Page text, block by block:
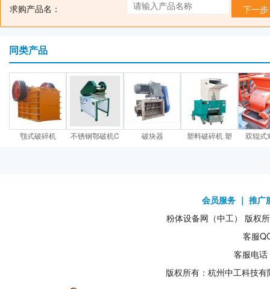
求购产品名：
下一步
同类产品
颚式破碎机 不锈钢鄂破机C 破块器 塑料破碎机 塑 双辊式
会员服务 ｜ 推广
粉体设备网（中工） 版权
客服
客服电
版权所有：杭州中工科技